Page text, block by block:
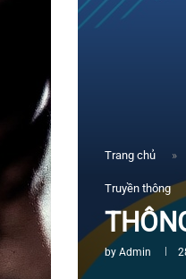
Trang chủ »
Truyền thông
by Admin